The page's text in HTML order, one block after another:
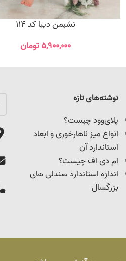
نشیمن دیبا کد 114
۵,۹۰۰,۰۰۰تومان
نوشته‌های تازه
پلای‌وود چیست؟
انواع میز ناهارخوری و ابعاد
استاندارد آن
ام دی اف چیست؟
اندازه استاندارد صندلی های
بزرگسال